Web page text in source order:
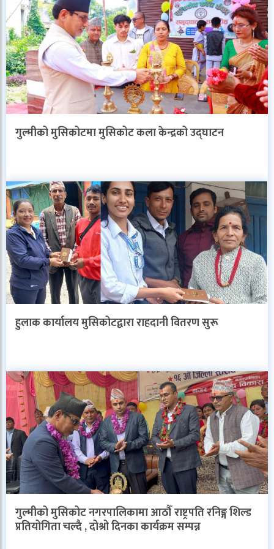
गुल्मीको मुसिकोटमा मुसिकोट कला केन्द्रको उद्घाटन
हुलाक कार्यालय मुसिकोटद्वारा राहदानी वितरण सुरू
गुल्मीको मुसिकोट नगरपालिकामा आठौँ राष्ट्रपति रनिङ्ग शिल्ड
प्रतियोगिता चल्दै , दोश्रो दिनका कार्यक्रम सम्पन्न